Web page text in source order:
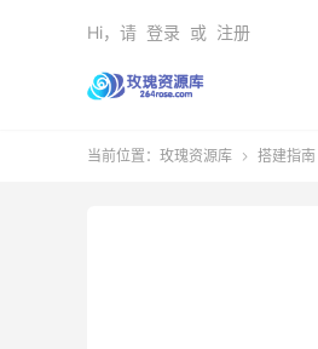
Hi，请 登录 或 注册
当前位置： 玫瑰资源库  搭建指南